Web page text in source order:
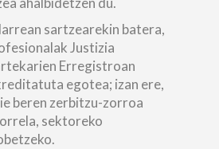
sartzearekin batera,
Justizia
Erregistroan
egotea; izan ere,
beren zerbitzu-zorroa
sektoreko